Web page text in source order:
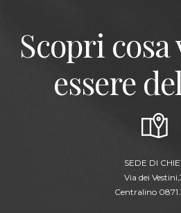
Scopri
essere
SEDE DI
Via dei
Centralino